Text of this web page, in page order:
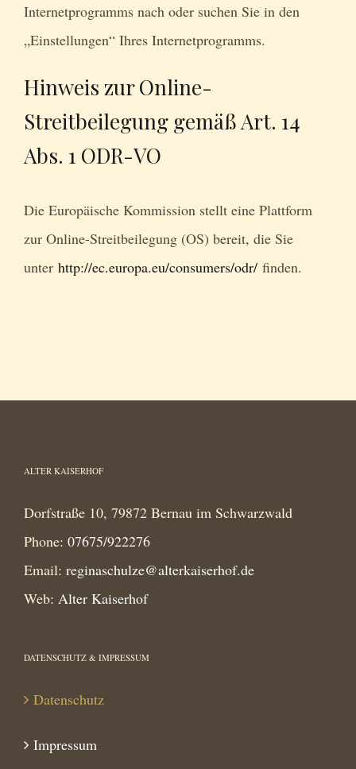
Internetprogramms nach oder suchen Sie in den
„Einstellungen“ Ihres Internetprogramms.
Hinweis zur Online-
Streitbeilegung gemäß Art. 14
Abs. 1 ODR-VO
Die Europäische Kommission stellt eine Plattform
zur Online-Streitbeilegung (OS) bereit, die Sie
unter http://ec.europa.eu/consumers/odr/ finden.
ALTER KAISERHOF
Dorfstraße 10, 79872 Bernau im Schwarzwald
Phone: 07675/922276
Email: reginaschulze@alterkaiserhof.de
Web: Alter Kaiserhof
DATENSCHUTZ & IMPRESSUM
Datenschutz
Impressum